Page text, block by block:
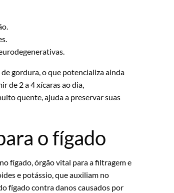
gordura, o que potencializa ainda
de 2 a 4 xícaras ao dia,
quente, ajuda a preservar suas
o fígado
fígado, órgão vital para a filtragem e
e potássio, que auxiliam no
fígado contra danos causados por